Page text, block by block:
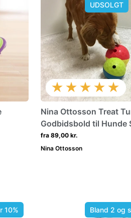
UDSOLGT
★★★★★
Nina Ottosson Treat
Godbidsbold til Hunde
fra 89,00 kr.
Nina Ottosson
10% Bland 2 og